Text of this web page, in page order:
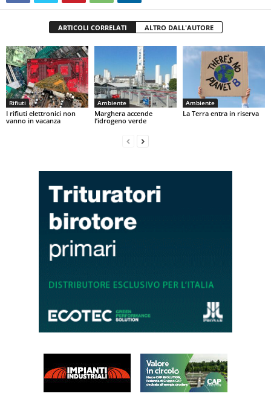
ARTICOLI CORRELATI ALTRO DALL'AUTORE
Rifiuti
I rifiuti elettronici non
vanno in vacanza
Ambiente
Marghera accende
l’idrogeno verde
Ambiente
La Terra entra in riserva